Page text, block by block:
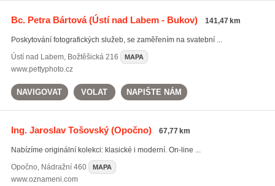
Bc. Petra Bártová(Ústí nad Labem - Bukov) 141,47 km
Poskytování fotografických služeb, se zaměřením na svatební ...
Ústí nad Labem, Božtěšická 216 MAPA
www.pettyphoto.cz
NAVIGOVAT VOLAT NAPIŠTE NÁM
Ing. Jaroslav Tošovský(Opočno) 67,77 km
Nabízíme originální kolekci: klasické i moderní. On-line ...
Opočno, Nádražní 460 MAPA
www.oznameni.com